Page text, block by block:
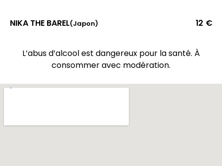
NIKA THE BAREL(Japon) 12 €
L’abus d’alcool est dangereux pour la santé. À
consommer avec modération.